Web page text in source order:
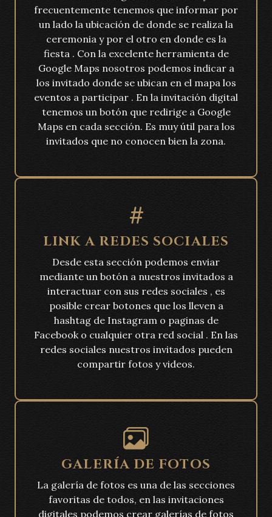
frecuentemente tenemos que informar por
un lado la ubicación de donde se realiza la
ceremonia y por el otro en donde es la
fiesta . Con la excelente herramienta de
Google Maps nosotros podemos indicar a
los invitado donde se ubican en el mapa los
eventos a participar . En la invitación digital
tenemos un botón que redirige a Google
Maps en cada sección. Es muy útil para los
invitados que no conocen bien la zona.
LINK A REDES SOCIALES
Desde esta sección podemos enviar
mediante un botón a nuestros invitados a
interactuar con sus redes sociales , es
posible crear botones que los lleven a
hashtag de Instagram o paginas de
Facebook o cualquier otra red social . En las
redes sociales nuestros invitados pueden
compartir fotos y videos.
GALERÍA DE FOTOS
La galería de fotos es una de las secciones
favoritas de todos, en las invitaciones
digitales podemos crear galerías de fotos